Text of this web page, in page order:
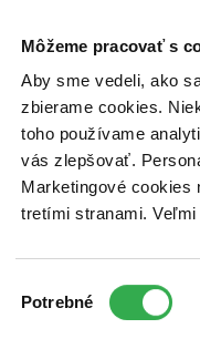
Môžeme pracovať s
Aby sme vedeli, ako
zbierame cookies.
toho používame
vás zlepšovať.
Marketingové cookies
tretími stranami.
súhlasu
Potrebné
Poukážky